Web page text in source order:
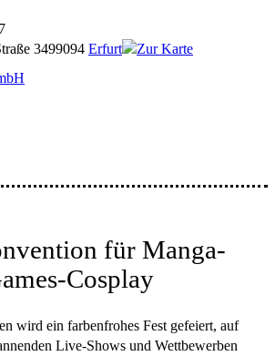
3499094 Erfurt
Zur Karte
für Manga-
Cosplay
wird ein farbenfrohes Fest gefeiert, auf
Live-Shows und Wettbewerben